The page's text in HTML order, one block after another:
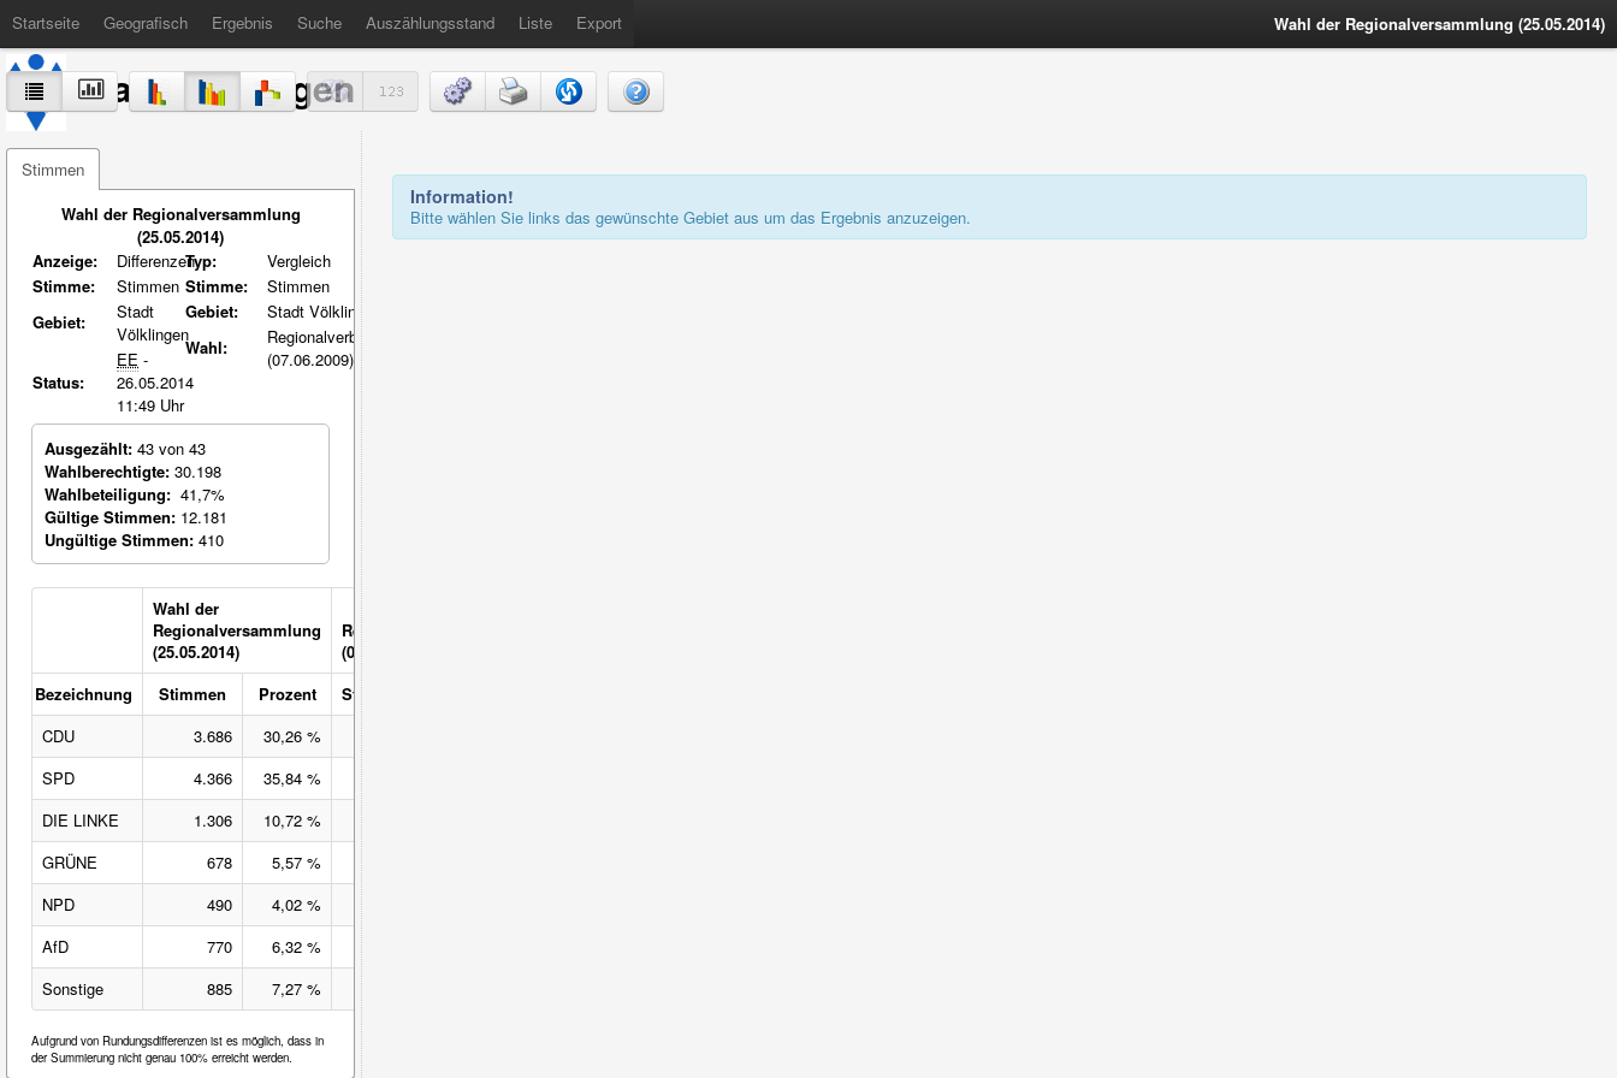
Startseite Geografisch Ergebnis Suche Auszählungsstand Liste Export Wahl der Regionalversammlung (25.05.2014)
Stadt Völklingen
Stimmen
Wahl der Regionalversammlung
(25.05.2014)
Anzeige:
Differenzen
Stimme:
Stimmen
Gebiet:
Stadt
Völklingen
Status:
EE -
26.05.2014
11:49 Uhr
Typ:
Vergleich
Stimme:
Stimmen
Gebiet:
Stadt Völklingen
Wahl:
Regionalverband
(07.06.2009)
Ausgezählt: 43 von 43
Wahlberechtigte: 30.198
Wahlbeteiligung: 41,7%
Gültige Stimmen: 12.181
Ungültige Stimmen: 410
Wahl der
Regionalversammlung
(25.05.2014)
Regionalverband
(07.06.2009)
Bezeichnung
Stimmen Prozent Stimmen
CDU
3.686 30,26 %
SPD
4.366 35,84 %
DIE LINKE
1.306 10,72 %
GRÜNE
678 5,57 %
NPD
490 4,02 %
AfD
770 6,32 %
Sonstige
885 7,27 %
Aufgrund von Rundungsdifferenzen ist es möglich, dass in
der Summierung nicht genau 100% erreicht werden.
Information!
Bitte wählen Sie links das gewünschte Gebiet aus um das Ergebnis anzuzeigen.